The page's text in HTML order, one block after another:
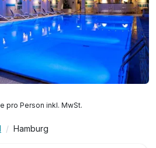
pro Person inkl. MwSt.
Hamburg